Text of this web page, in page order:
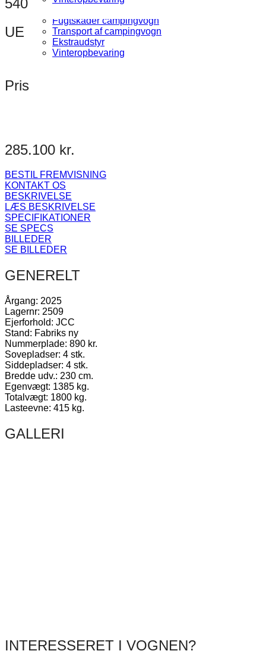
Fugtskader campingvogn
Transport af campingvogn
Ekstraudstyr
Vinteropbevaring
UE
Pris
285.100 kr.
BESTIL FREMVISNING
KONTAKT OS
BESKRIVELSE
LÆS BESKRIVELSE
SPECIFIKATIONER
SE SPECS
BILLEDER
SE BILLEDER
GENERELT
Årgang: 2025
Lagernr: 2509
Ejerforhold: JCC
Stand: Fabriks ny
Nummerplade: 890 kr.
Sovepladser: 4 stk.
Siddepladser: 4 stk.
Bredde udv.: 230 cm.
Egenvægt: 1385 kg.
Totalvægt: 1800 kg.
Lasteevne: 415 kg.
GALLERI
INTERESSERET I VOGNEN?